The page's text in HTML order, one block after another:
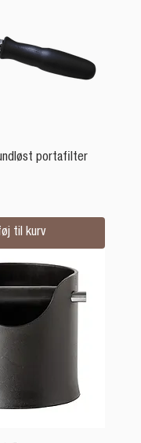
portafilter
til kurv